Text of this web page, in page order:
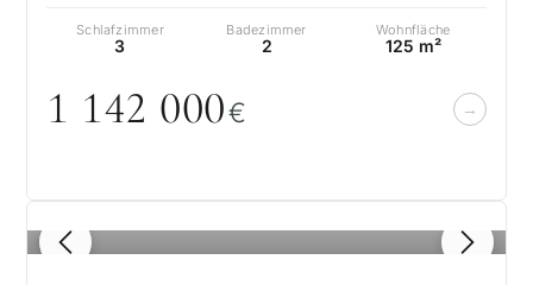
Schlafzimmer
3
Badezimmer
2
Wohnfläche
125 m²
1 142 000€
1 / 8